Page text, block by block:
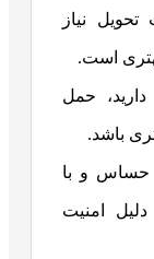
نیاز
است.
حمل
باشد.
حساس و با
امنیت